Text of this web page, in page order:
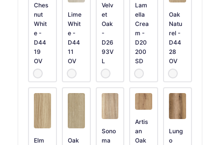
Ches
nut
Whit
e -
D44
19
OV
Lime
Whit
e -
D44
11
OV
Velv
et
Oak
-
D26
93V
L
Lam
ella
Crea
m -
D20
200
SD
Oak
Natu
rel -
D44
28
OV
Elm
Oak
Sono
ma
Artis
an
Oak
Lung
o